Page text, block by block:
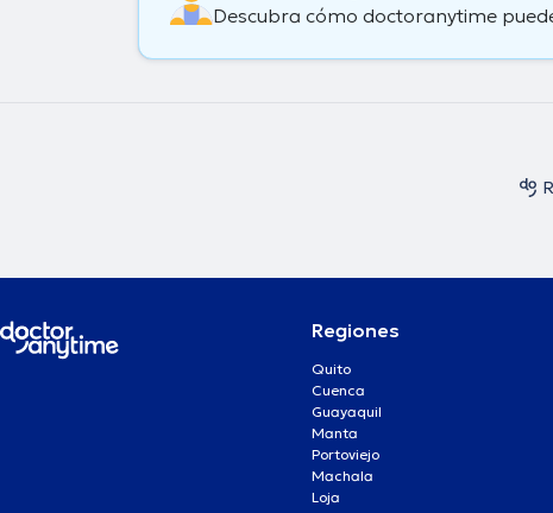
Descubra cómo doctoranytime
Regiones
Quito
Cuenca
Guayaquil
Manta
Portoviejo
Machala
Loja